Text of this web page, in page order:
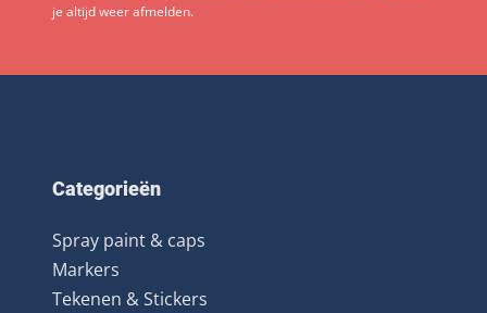
je altijd weer afmelden.
Categorieën
Spray paint & caps
Markers
Tekenen & Stickers